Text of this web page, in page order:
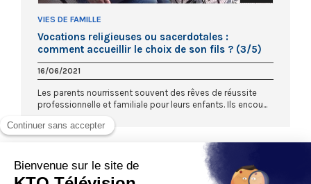
VIES DE FAMILLE
Vocations religieuses ou sacerdotales :
comment accueillir le choix de son fils ? (3/5)
16/06/2021
Les parents nourrissent souvent des rêves de réussite
professionnelle et familiale pour leurs enfants. Ils encou...